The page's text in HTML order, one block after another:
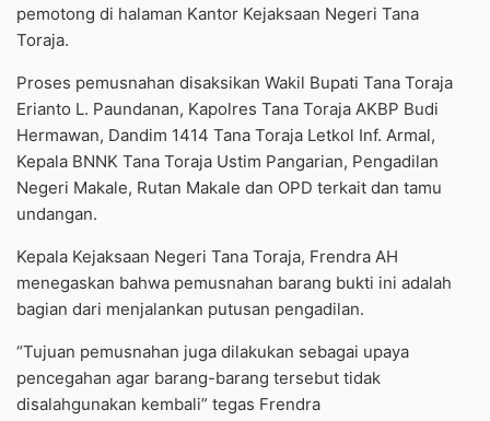
pemotong di halaman Kantor Kejaksaan Negeri Tana
Toraja.
Proses pemusnahan disaksikan Wakil Bupati Tana Toraja
Erianto L. Paundanan, Kapolres Tana Toraja AKBP Budi
Hermawan, Dandim 1414 Tana Toraja Letkol Inf. Armal,
Kepala BNNK Tana Toraja Ustim Pangarian, Pengadilan
Negeri Makale, Rutan Makale dan OPD terkait dan tamu
undangan.
Kepala Kejaksaan Negeri Tana Toraja, Frendra AH
menegaskan bahwa pemusnahan barang bukti ini adalah
bagian dari menjalankan putusan pengadilan.
“Tujuan pemusnahan juga dilakukan sebagai upaya
pencegahan agar barang-barang tersebut tidak
disalahgunakan kembali” tegas Frendra